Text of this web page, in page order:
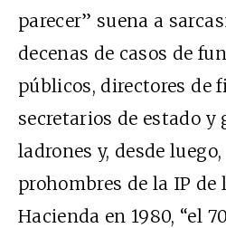
parecer” suena a
decenas de casos de
públicos, directores de
secretarios de estado y
ladrones y, desde
prohombres de la IP de
Hacienda en 1980, “el